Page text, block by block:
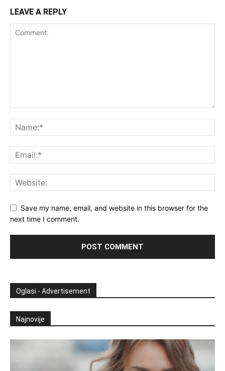
LEAVE A REPLY
Save my name, email, and website in this browser for the
next time I comment.
Oglasi - Advertisement
Najnovije